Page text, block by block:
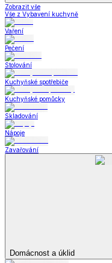
Zobrazit vše
Vše z Vybavení kuchyně
Vaření
Pečení
Stolování
Kuchyňské spotřebiče
Kuchyňské pomůcky
Skladování
Nápoje
Zavařování
Domácnost a úklid